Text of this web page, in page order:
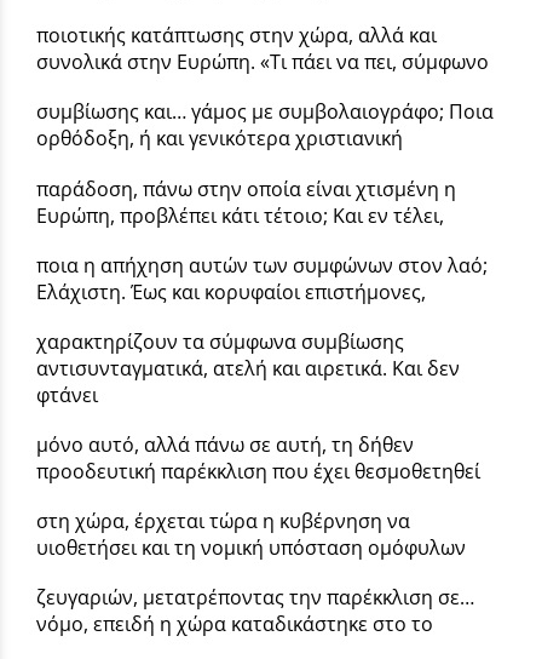
ποιοτικής κατάπτωσης στην χώρα, αλλά και
συνολικά στην Ευρώπη. «Τι πάει να πει, σύμφωνο
συμβίωσης και… γάμος με συμβολαιογράφο; Ποια
ορθόδοξη, ή και γενικότερα χριστιανική
παράδοση, πάνω στην οποία είναι χτισμένη η
Ευρώπη, προβλέπει κάτι τέτοιο; Και εν τέλει,
ποια η απήχηση αυτών των συμφώνων στον λαό;
Ελάχιστη. Έως και κορυφαίοι επιστήμονες,
χαρακτηρίζουν τα σύμφωνα συμβίωσης
αντισυνταγματικά, ατελή και αιρετικά. Και δεν
φτάνει
μόνο αυτό, αλλά πάνω σε αυτή, τη δήθεν
προοδευτική παρέκκλιση που έχει θεσμοθετηθεί
στη χώρα, έρχεται τώρα η κυβέρνηση να
υιοθετήσει και τη νομική υπόσταση ομόφυλων
ζευγαριών, μετατρέποντας την παρέκκλιση σε…
νόμο, επειδή η χώρα καταδικάστηκε στο το